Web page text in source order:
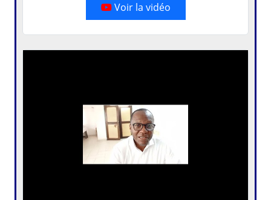
Voir la vidéo